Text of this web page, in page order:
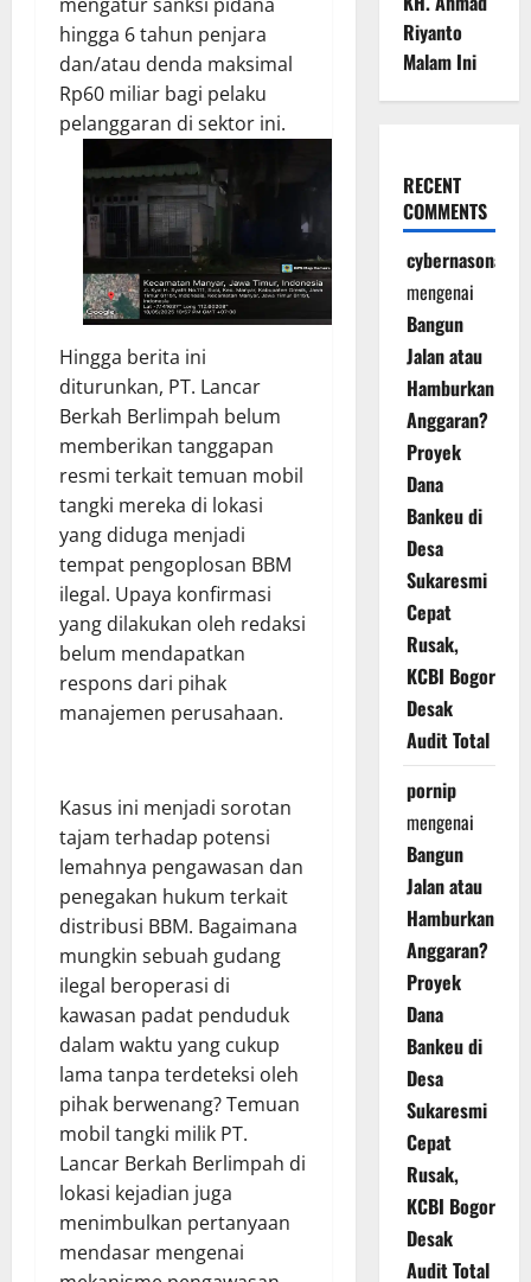
hingga 6 tahun penjara
dan/atau denda maksimal
Rp60 miliar bagi pelaku
pelanggaran di sektor ini.
Hingga berita ini
diturunkan, PT. Lancar
Berkah Berlimpah belum
memberikan tanggapan
resmi terkait temuan mobil
tangki mereka di lokasi
yang diduga menjadi
tempat pengoplosan BBM
ilegal. Upaya konfirmasi
yang dilakukan oleh redaksi
belum mendapatkan
respons dari pihak
manajemen perusahaan.
Kasus ini menjadi sorotan
tajam terhadap potensi
lemahnya pengawasan dan
penegakan hukum terkait
distribusi BBM. Bagaimana
mungkin sebuah gudang
ilegal beroperasi di
kawasan padat penduduk
dalam waktu yang cukup
lama tanpa terdeteksi oleh
pihak berwenang? Temuan
mobil tangki milik PT.
Lancar Berkah Berlimpah di
lokasi kejadian juga
menimbulkan pertanyaan
mendasar mengenai
Riyanto
Malam Ini
RECENT
COMMENTS
cybernasonal
mengenai
Bangun
Jalan atau
Hamburkan
Anggaran?
Proyek
Dana
Bankeu di
Desa
Sukaresmi
Cepat
Rusak,
KCBI Bogor
Desak
Audit Total
pornip
mengenai
Bangun
Jalan atau
Hamburkan
Anggaran?
Proyek
Dana
Bankeu di
Desa
Sukaresmi
Cepat
Rusak,
KCBI Bogor
Desak
Audit Total